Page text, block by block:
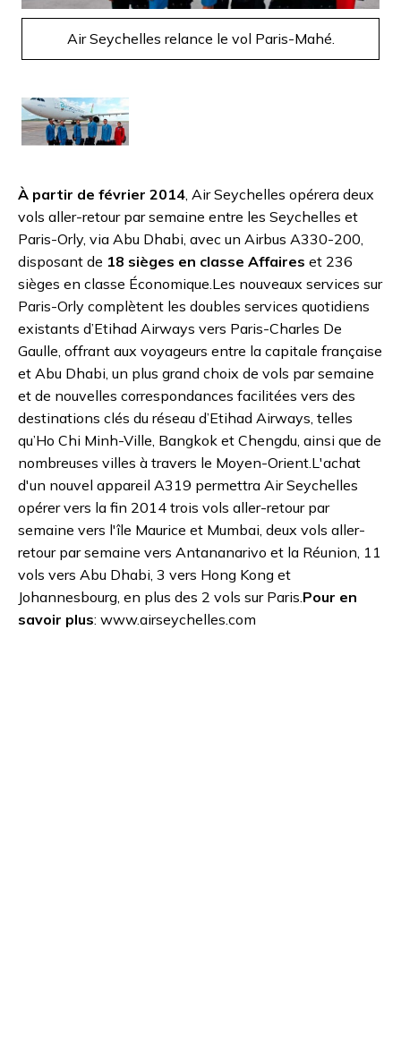
Air Seychelles relance le vol Paris-Mahé.
À partir de février 2014 , Air Seychelles opérera deux
vols aller-retour par semaine entre les Seychelles et
Paris-Orly, via Abu Dhabi, avec un Airbus A330-200,
disposant de 18 sièges en classe Affaires et 236
sièges en classe Économique.Les nouveaux services sur
Paris-Orly complètent les doubles services quotidiens
existants d’Etihad Airways vers Paris-Charles De
Gaulle, offrant aux voyageurs entre la capitale française
et Abu Dhabi, un plus grand choix de vols par semaine
et de nouvelles correspondances facilitées vers des
destinations clés du réseau d’Etihad Airways, telles
qu’Ho Chi Minh-Ville, Bangkok et Chengdu, ainsi que de
nombreuses villes à travers le Moyen-Orient.L'achat
d'un nouvel appareil A319 permettra Air Seychelles
opérer vers la fin 2014 trois vols aller-retour par
semaine vers l'île Maurice et Mumbai, deux vols aller-
retour par semaine vers Antananarivo et la Réunion, 11
vols vers Abu Dhabi, 3 vers Hong Kong et
Johannesbourg, en plus des 2 vols sur Paris. Pour en
savoir plus: www.airseychelles.com